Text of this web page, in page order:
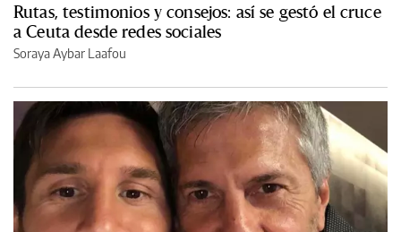
Rutas, testimonios y consejos: así se gestó el cruce
a Ceuta desde redes sociales
Soraya Aybar Laafou